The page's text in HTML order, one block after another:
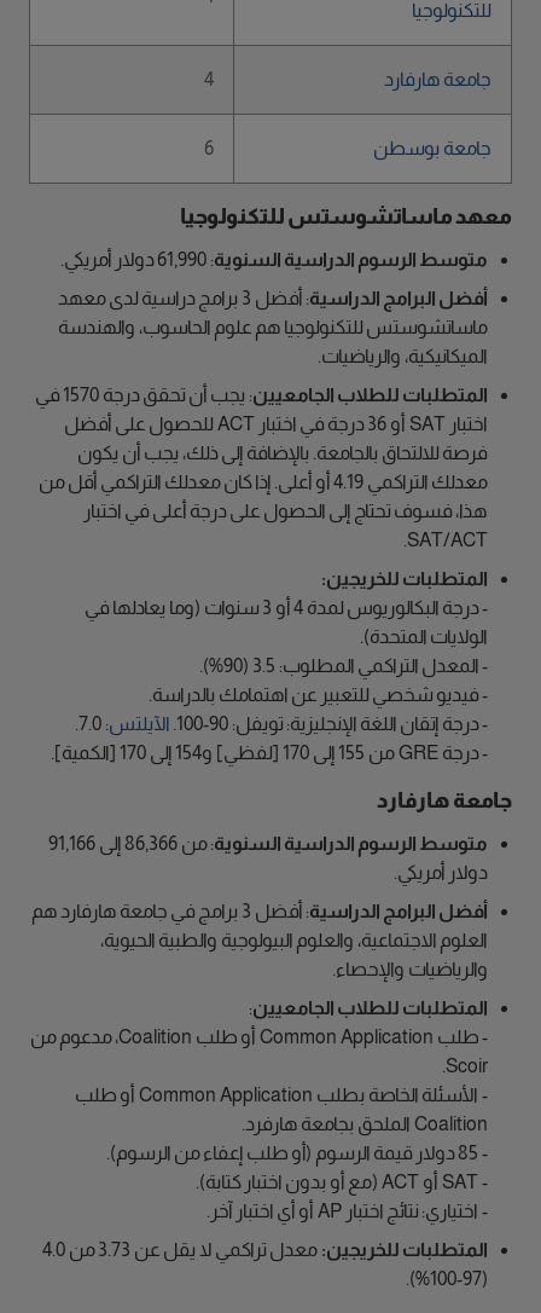
للتكنولوجيا
جامعة هارفارد 4
جامعة بوسطن 6
معهد ماساتشوستس للتكنولوجيا
متوسط الرسوم الدراسية السنوية: 61,990 دولار أمريكي.
أفضل البرامج الدراسية
: أفضل 3 برامج دراسية لدى معهد
ماساتشوستس للتكنولوجيا هم علوم الحاسوب، والهندسة
الميكانيكية، والرياضيات.
المتطلبات للطلاب الجامعيين
: يجب أن تحقق درجة 1570 في
اختبار SAT أو 36 درجة في اختبار ACT للحصول على أفضل
فرصة للالتحاق بالجامعة. بالإضافة إلى ذلك، يجب أن يكون
معدلك التراكمي 4.19 أو أعلى. إذا كان معدلك التراكمي أقل من
هذا، فسوف تحتاج إلى الحصول على درجة أعلى في اختبار
SAT/ACT.
المتطلبات للخريجين:
- درجة البكالوريوس لمدة 4 أو 3 سنوات (وما يعادلها في
الولايات المتحدة).
- المعدل التراكمي المطلوب: 3.5 (90%).
- فيديو شخصي للتعبير عن اهتمامك بالدراسة.
- درجة إتقان اللغة الإنجليزية: تويفل: 90-100.
الآيلتس: 7.0.
- درجة GRE من 155 إلى 170 [لفظي] و154 إلى 170 [الكمية].
جامعة هارفارد
متوسط الرسوم الدراسية السنوية
: من 86,366 إلى 91,166
دولار أمريكي.
أفضل البرامج الدراسية
: أفضل 3 برامج في جامعة هارفارد هم
العلوم الاجتماعية، والعلوم البيولوجية والطبية الحيوية،
والرياضيات والإحصاء.
المتطلبات للطلاب الجامعيين:
- طلب Common Application أو طلب Coalition، مدعوم من
Scoir.
- الأسئلة الخاصة بطلب Common Application أو طلب
Coalition الملحق بجامعة هارفرد.
- 85 دولار قيمة الرسوم (أو طلب إعفاء من الرسوم).
- SAT أو ACT (مع أو بدون اختبار كتابة).
- اختياري: نتائج اختبار AP أو أي اختبار آخر.
المتطلبات للخريجين:
معدل تراكمي لا يقل عن 3.73 من 4.0
(97-100%).